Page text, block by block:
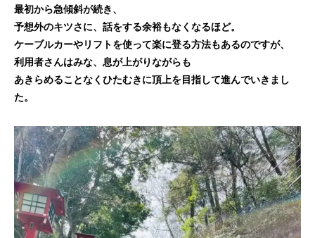
最初から急傾斜が続き、
予想外のキツさに、話をする余裕もなくなるほど。
ケーブルカーやリフトを使って楽に登る方法もあるのですが、
利用者さんはみな、息が上がりながらも
あきらめることなくひたむきに頂上を目指して進んでいきまし
た。